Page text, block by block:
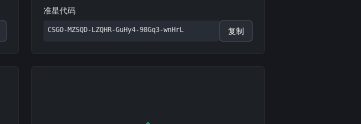
准星代码
CSGO-MZSQD-LZQHR-GuHy4-98Gq3-wnHrL 复制